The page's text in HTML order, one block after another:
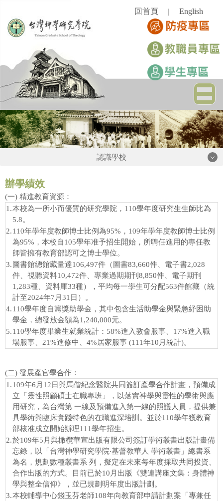
主
區
回首頁 English
認識學校
學校簡史
辦校理念
辦學績效
學校之美
概覽(學生手冊)
學校院訊
交通資訊
辦學績效
(一) 精進教育資源：
1.本校為一所小而優質的研究學院，110學年度研究生生師比為
5.8。
2.110年學年度教師博士比例為95%，109年學年度教師博士比例
為95%，本校自105學年准予招生開始，所聘任進用的專任教
師皆擁有教育部認可之博士學位。
3.圖書館總館藏量達106,497件（圖書83,660件、電子書2,028
件、視聽資料10,472件、專業過期期刊8,850件、電子期刊
1,283種、資料庫33種），平均每一學生可分配563件館藏（統
計至2024年7月31日）。
4.110學年度自籌獎助學金，其中包含生活助學金與緊急紓困助
學金，總發放金額為1,240,000元。
5.110學年度畢業生就業統計：58%進入教會服事、17%進入職
場服事、21%進修中、4%居家服事 (111年10月統計)。
(二) 發展產官學合作：
1.109年6月12日與馬偕紀念醫院共同簽訂產學合作計畫，預備成
立「靈性照顧碩士在職專班」，以落實神學與靈性的學術與應
用研究，為台灣第 一線及預備進入第一線的照護人員，提供兼
具學術與臨床實踐特色的在職進深培訓。並於110學年獲教育
部核准成立開始辦理111學年招生。
2.於109年5月與橄欖華宣出版有限公司簽訂學術叢書出版計畫備
忘錄，以「台灣神學研究學院‧基督教華人 學術叢書」總書系
為名，規劃數種叢書系 列，擬定在未來每年度採取共同投資、
合作出版的方式。目前已於10月出版《雙連講座文集：身體神
學與整全信仰》，並已規劃明年度出版計劃。
3.本校輔導中心錢玉芬老師108年向教育部申請計劃案「專兼任